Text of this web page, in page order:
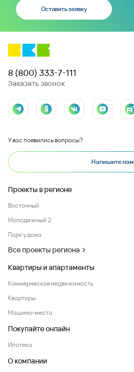
Оставить заявку
8 (800) 333-7-111
Заказать звонок
У вас появились вопросы?
Напишите нам
Проекты в регионе
Восточный
Молодежный 2
Парк у дома
Все проекты региона
Квартиры и апартаменты
Коммерческая недвижимость
Квартиры
Машино-места
Покупайте онлайн
Ипотека
О компании